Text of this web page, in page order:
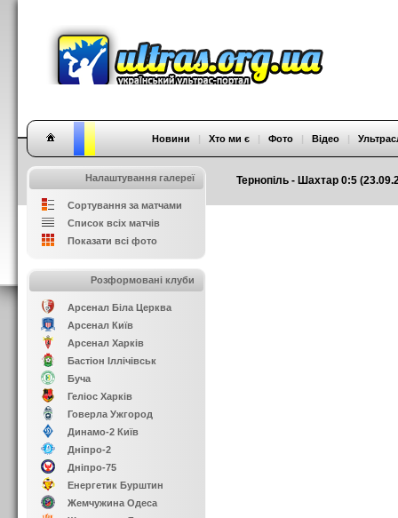
Тернопіль - Шахтар 0:5
Новини | Хто ми є | Фото | Відео |
Налаштування галереї
Сортування за матчами
Список всіх матчів
Показати всі фото
Розформовані клуби
Арсенал Біла Церква
Арсенал Київ
Арсенал Харків
Бастіон Іллічівськ
Буча
Геліос Харків
Говерла Ужгород
Динамо-2 Київ
Дніпро-2
Дніпро-75
Енергетик Бурштин
Жемчужина Одеса